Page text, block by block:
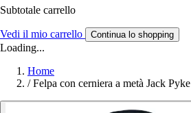
Subtotale carrello
Vedi il mio carrello Continua lo shopping
Loading...
Home
/ Felpa con cerniera a metà Jack Pyke